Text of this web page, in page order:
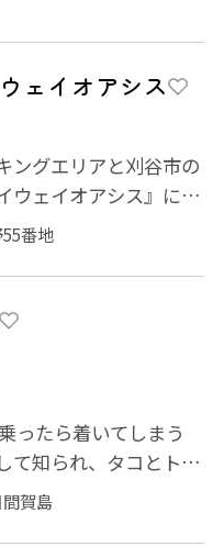
ェイオアシス
ングエリアと刈谷市の
ウェイオアシス』に
フードコート...
番地
ったら着いてしまう
て知られ、タコとトラ
ます。 島内...
賀島